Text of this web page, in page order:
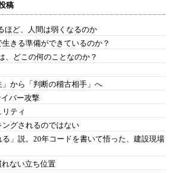
稿
ほど、人間は弱くなるのか
きる準備ができているのか？
、どこの何のことなのか？
から「判断の稽古相手」へ
バー攻撃
ティ
グされるのではない
る」説。20年コードを書いて悟った、建設現場
ない立ち位置